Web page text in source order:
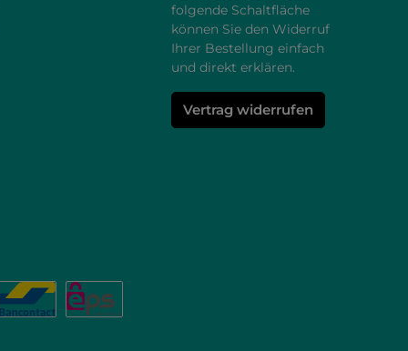
folgende Schaltfläche
können Sie den Widerruf
Ihrer Bestellung einfach
und direkt erklären.
Vertrag widerrufen